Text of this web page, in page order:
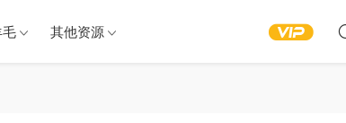
其他资源